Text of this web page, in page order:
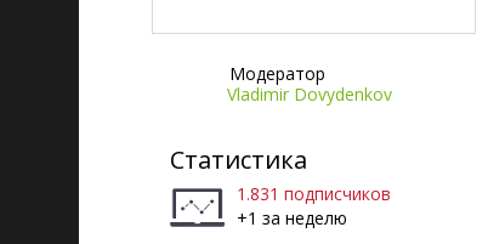
Модератор
Vladimir Dovydenkov
Статистика
1.831 подписчиков
+1 за неделю